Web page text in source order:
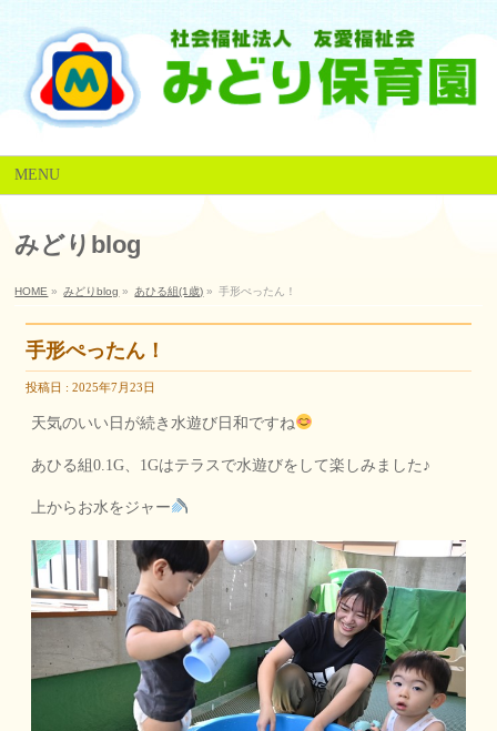
MENU
みどりblog
HOME » みどりblog » あひる組(1歳) » 手形ぺったん！
手形ぺったん！
投稿日 : 2025年7月23日
天気のいい日が続き水遊び日和ですね
あひる組0.1G、1Gはテラスで水遊びをして楽しみました♪
上からお水をジャー